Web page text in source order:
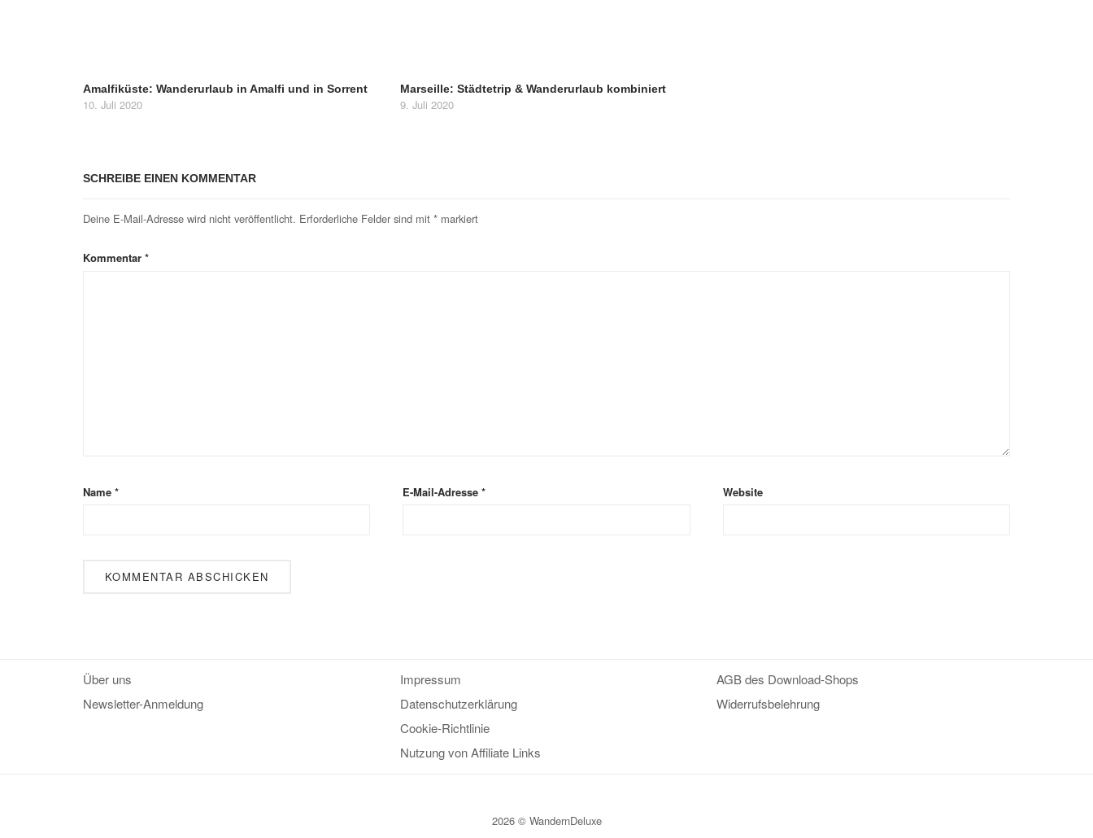
Amalfiküste: Wanderurlaub in Amalfi und in Sorrent
10. Juli 2020
Marseille: Städtetrip & Wanderurlaub kombiniert
9. Juli 2020
SCHREIBE EINEN KOMMENTAR
Deine E-Mail-Adresse wird nicht veröffentlicht. Erforderliche Felder sind mit * markiert
Kommentar *
Name * E-Mail-Adresse* Website
Über uns
Newsletter-Anmeldung
Impressum
Datenschutzerklärung
Cookie-Richtlinie
Nutzung von Affiliate Links
AGB des Download-Shops
Widerrufsbelehrung
2026 © WandernDeluxe